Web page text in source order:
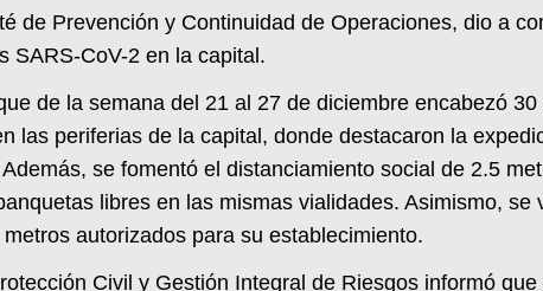
de Prevención y Continuidad de Operaciones, dio a
SARS-CoV-2 en la capital.
de la semana del 21 al 27 de diciembre encabezó
las periferias de la capital, donde destacaron la
se fomentó el distanciamiento social de 2.5
libres en las mismas vialidades. Asimismo,
autorizados para su establecimiento.
Civil y Gestión Integral de Riesgos informó